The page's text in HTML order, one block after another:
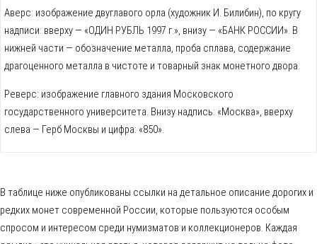
Аверс: изображение двуглавого орла (художник И. Билибин), по кругу
надписи: вверху — «ОДИН РУБЛЬ 1997 г.», внизу — «БАНК РОССИИ». В
нижней части — обозначение металла, проба сплава, содержание
драгоценного металла в чистоте и товарный знак монетного двора.
Реверс: изображение главного здания Московского
государственного университета. Внизу надпись: «Москва», вверху
слева — Герб Москвы и цифра: «850».
В таблице ниже опубликованы ссылки на детальное описание дорогих и
редких монет современной России, которые пользуются особым
спросом и интересом среди нумизматов и коллекционеров. Каждая